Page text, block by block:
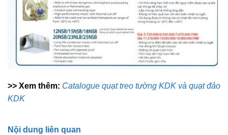
>> Xem thêm: Catalogue quạt treo tường KDK và quạt đảo
KDK
Nội dung liên quan